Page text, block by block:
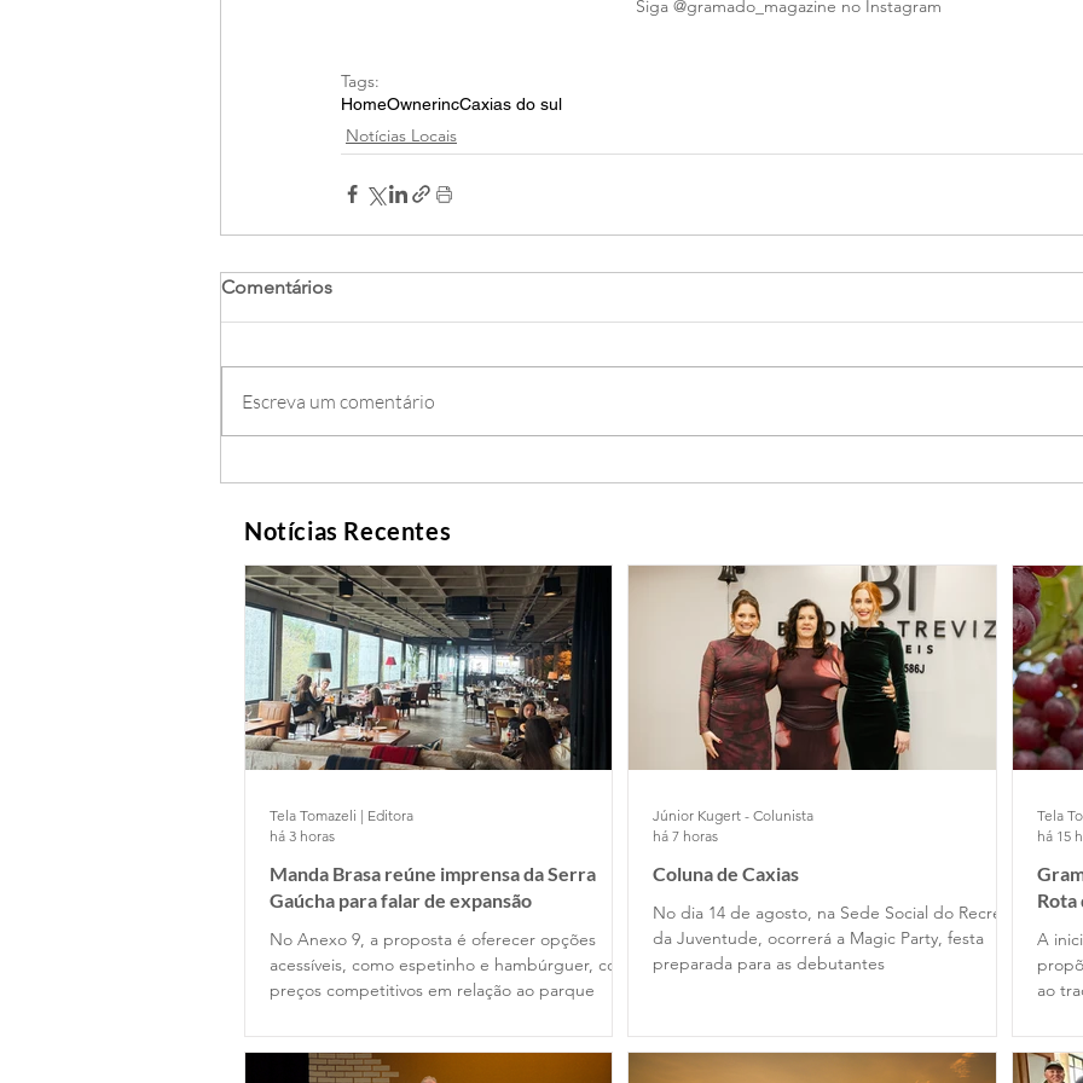
Siga @gramado_magazine no Instagram
Tags:
HomeOwnerincCaxias do sul
Notícias Locais
Comentários
Escreva um comentário
Notícias Recentes
Manda Brasa reúne imprensa da Serra
Gaúcha para falar de expansão
No Anexo 9, a proposta é oferecer opções
acessíveis, como espetinho e hambúrguer, com
preços competitivos em relação ao parque
Tela Tomazeli | Editora
há 3 horas
Coluna de Caxias
No dia 14 de agosto, na Sede Social do Recreio
da Juventude, ocorrerá a Magic Party, festa
preparada para as debutantes
Júnior Kugert - Colunista
há 7 horas
Rota
A
ao
Tela
há 15